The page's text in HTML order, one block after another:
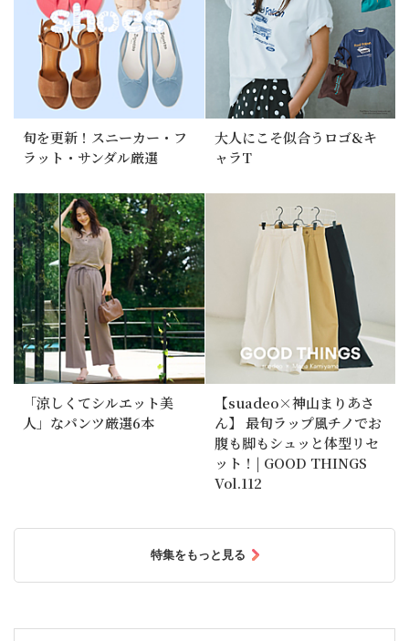
旬を更新！スニーカー・フ
ラット・サンダル厳選
大人にこそ似合うロゴ&キ
ャラT
「涼しくてシルエット美
人」なパンツ厳選6本
【suadeo×神山まりあさ
ん】 最旬ラップ風チノでお
腹も脚もシュッと体型リセ
ット！| GOOD THINGS
Vol.112
特集をもっと見る